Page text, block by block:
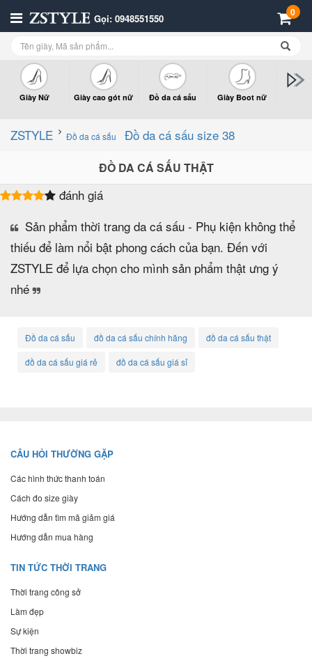
Gọi: 0948551550 0
Giày Nữ Giày cao gót nữ Đồ da cá sấu Giày Boot nữ
ZSTYLE Đồ da cá sấu Đồ da cá sấu size 38
ĐỒ DA CÁ SẤU THẬT
đánh giá
Sản phẩm thời trang da cá sấu - Phụ kiện không thể
thiếu để làm nổi bật phong cách của bạn. Đến với
ZSTYLE để lựa chọn cho mình sản phẩm thật ưng ý
nhé
Đồ da cá sấu đồ da cá sấu chính hãng đồ da cá sấu thật
đồ da cá sấu giá rẻ đồ da cá sấu giá sỉ
CÂU HỎI THƯỜNG GẶP
Các hình thức thanh toán
Cách đo size giày
Hướng dẫn tìm mã giảm giá
Hướng dẫn mua hàng
TIN TỨC THỜI TRANG
Thời trang công sở
Làm đẹp
Sự kiện
Thời trang showbiz